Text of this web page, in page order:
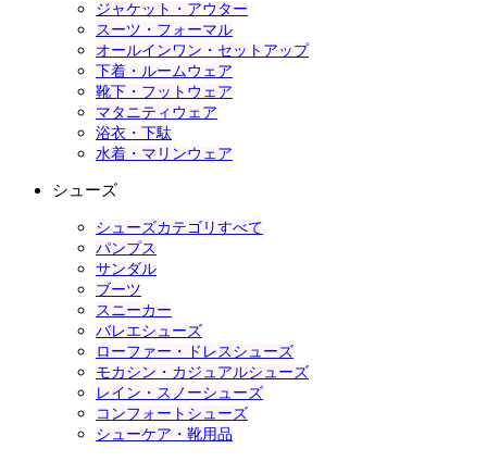
ジャケット・アウター
スーツ・フォーマル
オールインワン・セットアップ
下着・ルームウェア
靴下・フットウェア
マタニティウェア
浴衣・下駄
水着・マリンウェア
シューズ
シューズカテゴリすべて
パンプス
サンダル
ブーツ
スニーカー
バレエシューズ
ローファー・ドレスシューズ
モカシン・カジュアルシューズ
レイン・スノーシューズ
コンフォートシューズ
シューケア・靴用品